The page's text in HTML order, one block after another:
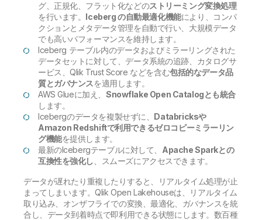
グ、正規化、フラット化などのストリーミング変換処理
を行います。 Iceberg の自動最適化機能により、コンパ
クションとメタデータ管理を自動で行い、大規模データ
でも高いパフォーマンスを維持します。
Iceberg テーブル内のデータおよびミラーリングされた
データセットに対して、データ系統の追跡、カタログサ
ービス、Qlik Trust Score などを含む包括的なデータ品
質とガバナンスを適用します。
AWS Glueに加え、 Snowflake Open Catalogとも統合
します。
Icebergのデータを複製せずに、 Databricksや
Amazon Redshiftで利用できるゼロコピーミラーリン
グ機能を提供します。
最新のIcebergテーブルに対して、 Apache Sparkとの
互換性を強化し 、スムーズにアクセスできます。
データが遅れたり重複したりすると、リアルタイム処理が止
まってしまいます。Qlik Open Lakehouseは、リアルタイム
取り込み、オンザフライでの変換、最適化、ガバナンスを統
合し、データ到着時点で即利用できる状態にします。数百種